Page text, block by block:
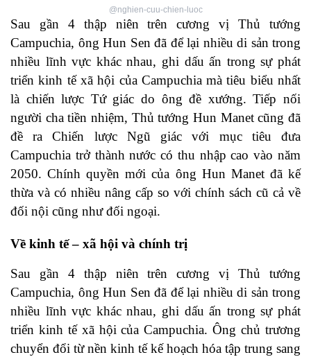
@nghien-cuu-chien-luoc
Sau gần 4 thập niên trên cương vị Thủ tướng
Campuchia, ông Hun Sen đã để lại nhiều di sản trong
nhiều lĩnh vực khác nhau, ghi dấu ấn trong sự phát
triển kinh tế xã hội của Campuchia mà tiêu biểu nhất
là chiến lược Tứ giác do ông đề xướng. Tiếp nối
người cha tiền nhiệm, Thủ tướng Hun Manet cũng đã
đề ra Chiến lược Ngũ giác với mục tiêu đưa
Campuchia trở thành nước có thu nhập cao vào năm
2050. Chính quyền mới của ông Hun Manet đã kế
thừa và có nhiều nâng cấp so với chính sách cũ cả về
đối nội cũng như đối ngoại.
Về kinh tế – xã hội và chính trị
Sau gần 4 thập niên trên cương vị Thủ tướng
Campuchia, ông Hun Sen đã để lại nhiều di sản trong
nhiều lĩnh vực khác nhau, ghi dấu ấn trong sự phát
triển kinh tế xã hội của Campuchia. Ông chủ trương
chuyển đổi từ nền kinh tế kế hoạch hóa tập trung sang